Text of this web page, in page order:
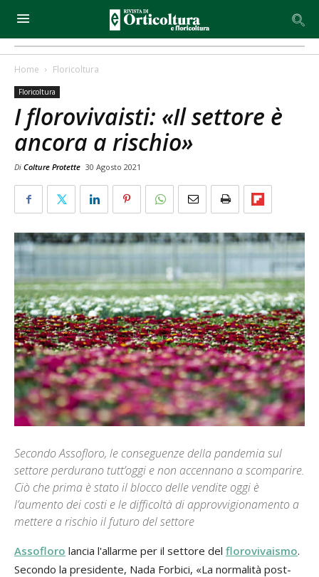
Home Floricoltura
Floricoltura
I florovivaisti: «Il settore è
ancora a rischio»
Di Colture Protette 30 Agosto 2021
Secondo Assofloro, le conseguenze della pandemia sul
settore perdurano tutt’oggi e non accennano a scomparire.
Ciò che prima è stato il blocco delle vendite oggi è
l’aumento dei costi e le difficoltà di approvvigionamento a
mettere a rischio il futuro del settore
Assofloro lancia l'allarme per il settore del florovivaismo.
Secondo la presidente, Nada Forbici, «La normalità post-